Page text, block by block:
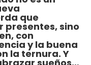
que
presentes, sino
con
y la buena
la ternura. Y